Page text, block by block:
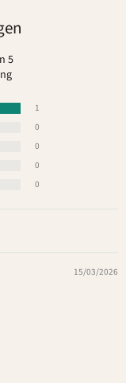
5
1
0
0
0
0
15/03/2026